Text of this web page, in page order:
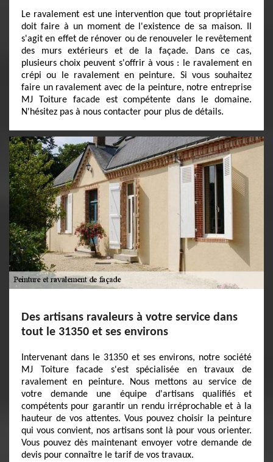
Le ravalement est une intervention que tout propriétaire
doit faire à un moment de l'existence de sa maison. Il
s'agit en effet de rénover ou de renouveler le revêtement
des murs extérieurs et de la façade. Dans ce cas,
plusieurs choix peuvent s'offrir à vous : le ravalement en
crépi ou le ravalement en peinture. Si vous souhaitez
faire un ravalement avec de la peinture, notre entreprise
MJ Toiture facade est compétente dans le domaine.
N'hésitez pas à nous contacter pour plus de détails.
Des artisans ravaleurs à votre service dans
tout le 31350 et ses environs
Intervenant dans le 31350 et ses environs, notre société
MJ Toiture facade s'est spécialisée en travaux de
ravalement en peinture. Nous mettons au service de
votre demande une équipe d'artisans qualifiés et
compétents pour garantir un rendu irréprochable et à la
hauteur de vos attentes. Vous pouvez choisir la peinture
qui vous convient, nos artisans sont là pour vous orienter.
Vous pouvez dès maintenant envoyer votre demande de
devis pour connaître le tarif de vos travaux.